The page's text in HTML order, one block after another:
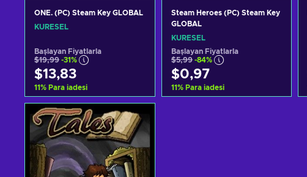
ONE. (PC) Steam Key GLOBAL
KÜRESEL
Başlayan Fiyatlarla
$19,99 -31%
$13,83
11% Para iadesi
Sepete ekle
Teklifleri görüntüle
Steam Heroes (PC) Steam Key
GLOBAL
KÜRESEL
Başlayan Fiyatlarla
$5,99 -84%
$0,97
11% Para iadesi